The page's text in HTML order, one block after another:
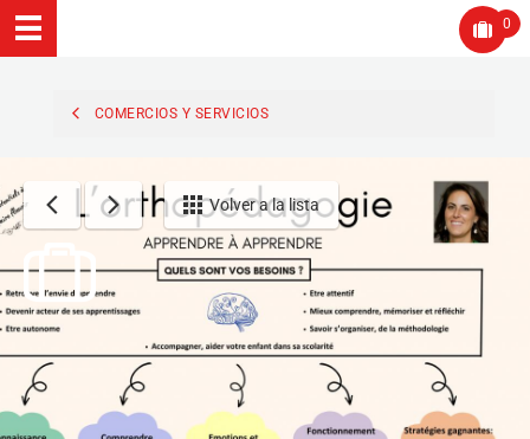
0
COMERCIOS Y SERVICIOS
Volver a la lista